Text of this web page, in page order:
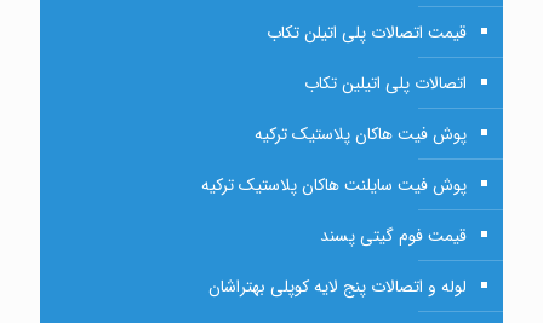
قیمت اتصالات پلی اتیلن تکاب
اتصالات پلی اتیلین تکاب
پوش فیت هاکان پلاستیک ترکیه
پوش فیت سایلنت هاکان پلاستیک ترکیه
قیمت فوم گیتی پسند
لوله و اتصالات پنج لایه کوپلی بهتراشان